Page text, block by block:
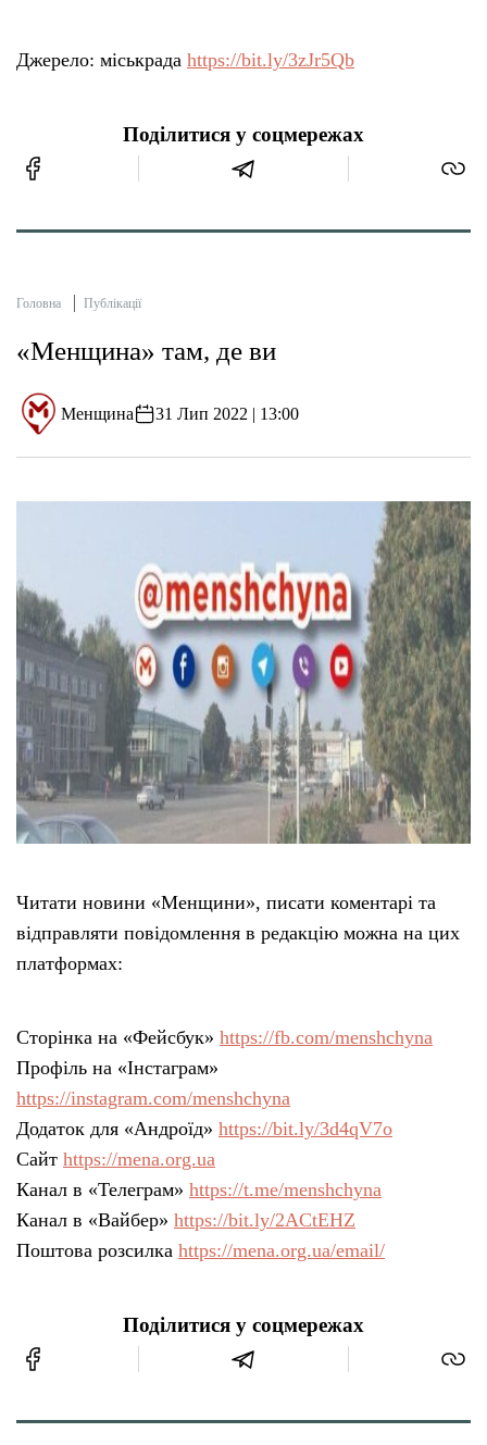
Джерело: міськрада https://bit.ly/3zJr5Qb
Поділитися у соцмережах
Головна Публікації
«Менщина» там, де ви
Менщина 31 Лип 2022 | 13:00
Читати новини «Менщини», писати коментарі та
відправляти повідомлення в редакцію можна на цих
платформах:
Сторінка на «Фейсбук» https://fb.com/menshchyna
Профіль на «Інстаграм»
https://instagram.com/menshchyna
Додаток для «Андроїд» https://bit.ly/3d4qV7o
Сайт https://mena.org.ua
Канал в «Телеграм» https://t.me/menshchyna
Канал в «Вайбер» https://bit.ly/2ACtEHZ
Поштова розсилка https://mena.org.ua/email/
Поділитися у соцмережах